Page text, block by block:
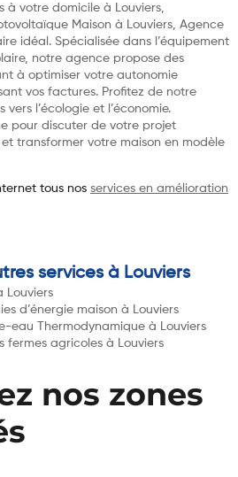
votre domicile à Louviers,
Maison à Louviers, Agence
idéal. Spécialisée dans l’équipement
notre agence propose des
à optimiser votre autonomie
vos factures. Profitez de notre
l’écologie et l’économie.
pour discuter de votre projet
transformer votre maison en modèle
tous nos services en amélioration
services à Louviers
Louviers
d’énergie maison à Louviers
eau Thermodynamique à Louviers
fermes agricoles à Louviers
nos zones